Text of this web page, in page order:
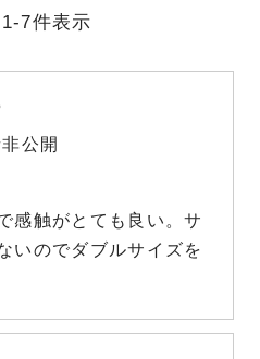
1-7件表示
非公開
感触がとても良い。サ
いのでダブルサイズを